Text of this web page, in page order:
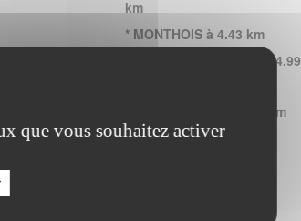
km
* MONTHOIS à 4.43 km
* SAVIGNY SUR AISNE à 4.99
* SAINTE MARIE à 5.04 km
* VOUZIERS à 5.35 km
que vous souhaitez activer